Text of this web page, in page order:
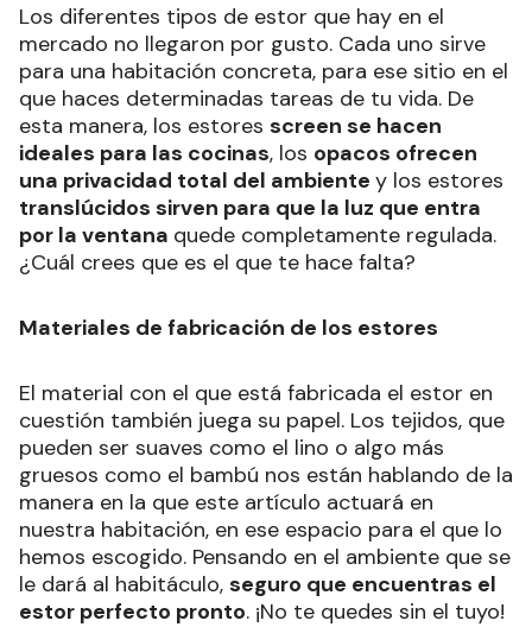
Los diferentes tipos de estor que hay en el
mercado no llegaron por gusto. Cada uno sirve
para una habitación concreta, para ese sitio en el
que haces determinadas tareas de tu vida. De
esta manera, los estores screen se hacen
ideales para las cocinas, los opacos ofrecen
una privacidad total del ambiente y los estores
translúcidos sirven para que la luz que entra
por la ventana quede completamente regulada.
¿Cuál crees que es el que te hace falta?
Materiales de fabricación de los estores
El material con el que está fabricada el estor en
cuestión también juega su papel. Los tejidos, que
pueden ser suaves como el lino o algo más
gruesos como el bambú nos están hablando de la
manera en la que este artículo actuará en
nuestra habitación, en ese espacio para el que lo
hemos escogido. Pensando en el ambiente que se
le dará al habitáculo, seguro que encuentras el
estor perfecto pronto. ¡No te quedes sin el tuyo!